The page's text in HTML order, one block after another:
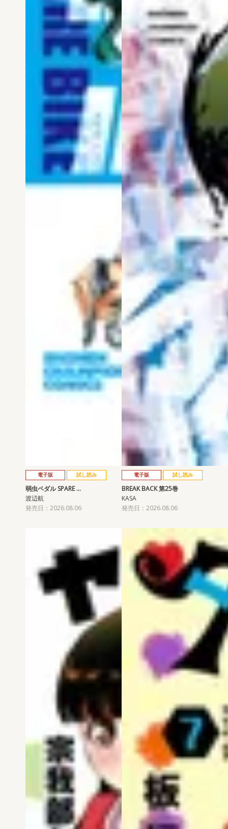
電子版 試し読み
弱虫ペダル SPARE …
渡辺航
発売日：2026.08.06
電子版 試し読み
BREAK BACK 第25巻
KASA
発売日：2026.08.06